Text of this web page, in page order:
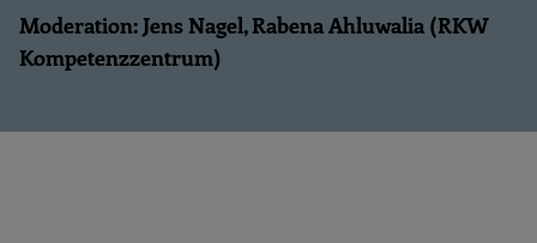
Moderation: Jens Nagel, Rabena Ahluwalia (RKW
Kompetenzzentrum)